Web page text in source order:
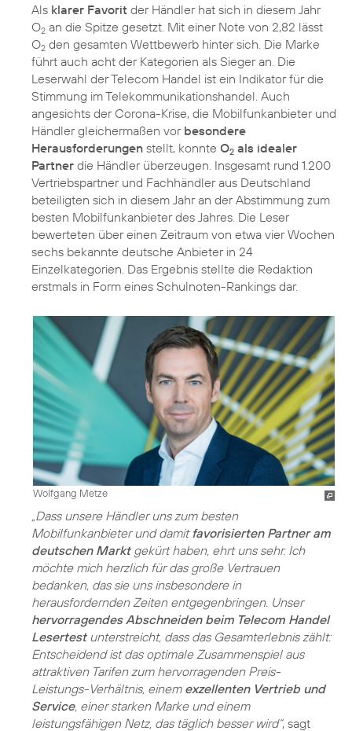
Als klarer Favorit der Händler hat sich in diesem Jahr
O2 an die Spitze gesetzt. Mit einer Note von 2,82 lässt
O2 den gesamten Wettbewerb hinter sich. Die Marke
führt auch acht der Kategorien als Sieger an. Die
Leserwahl der Telecom Handel ist ein Indikator für die
Stimmung im Telekommunikationshandel. Auch
angesichts der Corona-Krise, die Mobilfunkanbieter und
Händler gleichermaßen vor besondere
Herausforderungen stellt, konnte O2 als idealer
Partner die Händler überzeugen. Insgesamt rund 1.200
Vertriebspartner und Fachhändler aus Deutschland
beteiligten sich in diesem Jahr an der Abstimmung zum
besten Mobilfunkanbieter des Jahres. Die Leser
bewerteten über einen Zeitraum von etwa vier Wochen
sechs bekannte deutsche Anbieter in 24
Einzelkategorien. Das Ergebnis stellte die Redaktion
erstmals in Form eines Schulnoten-Rankings dar.
Wolfgang Metze
„Dass unsere Händler uns zum besten
Mobilfunkanbieter und damitfavorisierten Partner am
deutschen Marktgekürt haben, ehrt uns sehr. Ich
möchte mich herzlich für das große Vertrauen
bedanken, das sie uns insbesondere in
herausfordernden Zeiten entgegenbringen. Unser
hervorragendes Abschneiden beim Telecom Handel
Lesertestunterstreicht, dass das Gesamterlebnis zählt:
Entscheidend ist das optimale Zusammenspiel aus
attraktiven Tarifen zum hervorragenden Preis-
Leistungs-Verhältnis, einem exzellenten Vertrieb und
Service, einer starken Marke und einem
leistungsfähigen Netz, das täglich besser wird“, sagt